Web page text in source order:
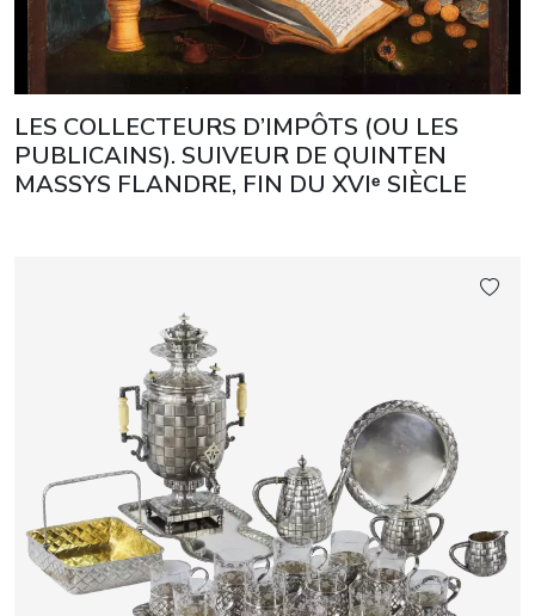
LES COLLECTEURS D’IMPÔTS (OU LES
PUBLICAINS). SUIVEUR DE QUINTEN
MASSYS FLANDRE, FIN DU XVIᵉ SIÈCLE